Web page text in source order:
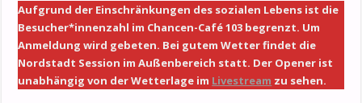
Aufgrund der Einschränkungen des sozialen Lebens ist die
Besucher*innenzahl im Chancen-Café 103 begrenzt. Um
Anmeldung wird gebeten. Bei gutem Wetter findet die
Nordstadt Session im Außenbereich statt. Der Opener ist
unabhängig von der Wetterlage im Livestream zu sehen.